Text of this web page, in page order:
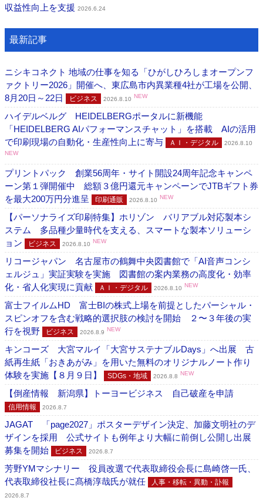
収益性向上を支援 2026.6.24
最新記事
ニシキコネクト 地域の仕事を知る「ひがしひろしまオープンフ
ァクトリー2026」開催へ、東広島市内異業種4社が工場を公開、
8月20日～22日
ビジネス 2026.8.10 NEW
ハイデルベルグ HEIDELBERGポータルに新機能
「HEIDELBERG AIパフォーマンスチャット」を搭載 AIの活用
で印刷現場の自動化・生産性向上に寄与
ＡＩ・デジタル
2026.8.10
NEW
プリントパック 創業56周年・サイト開設24周年記念キャンペ
ーン第１弾開催中 総額３億円還元キャンペーンでJTBギフト券
を最大200万円分進呈
印刷通販 2026.8.10 NEW
【パーソナライズ印刷特集】ホリゾン バリアブル対応製本シ
ステム 多品種少量時代を支える、スマートな製本ソリューシ
ョン
ビジネス 2026.8.10 NEW
リコージャパン 名古屋市の鶴舞中央図書館で「AI音声コンシ
ェルジュ」実証実験を実施 図書館の案内業務の高度化・効率
化・省人化実現に貢献
ＡＩ・デジタル 2026.8.10 NEW
富士フイルムHD 富士BIの株式上場を前提としたパーシャル・
スピンオフを含む戦略的選択肢の検討を開始 ２〜３年後の実
行を視野
ビジネス 2026.8.9 NEW
キンコーズ 大宮マルイ「大宮サステナブルDays」へ出展 古
紙再生紙「おきあがみ」を用いた無料のオリジナルノート作り
体験を実施【８月９日】
SDGs・地域 2026.8.8 NEW
【倒産情報 新潟県】トーヨービジネス 自己破産を申請
信用情報 2026.8.7
JAGAT 「page2027」ポスターデザイン決定、加藤文明社のデ
ザインを採用 公式サイトも例年より大幅に前倒し公開し出展
募集を開始
ビジネス 2026.8.7
芳野YMマシナリー 役員改選で代表取締役会長に島崎啓一氏、
代表取締役社長に髙橋淳哉氏が就任
人事・移転・異動・訃報
2026.8.7